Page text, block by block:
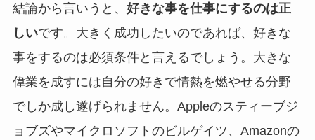
結論から言いうと、 好きな事を仕事にするのは正
しいです。大きく成功したいのであれば、好きな
事をするのは必須条件と言えるでしょう。大きな
偉業を成すには自分の好きで情熱を燃やせる分野
でしか成し遂げられません。Appleのスティーブジ
ョブズやマイクロソフトのビルゲイツ、Amazonの